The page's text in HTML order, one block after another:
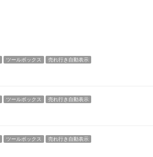
ツールボックス 売れ行き自動表示
ツールボックス 売れ行き自動表示
ツールボックス 売れ行き自動表示